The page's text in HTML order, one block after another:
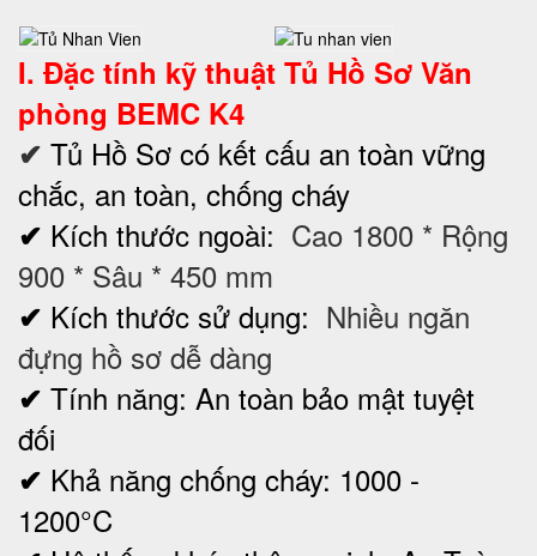
I. Đặc tính kỹ thuật Tủ Hồ Sơ Văn
phòng BEMC K4
✔ Tủ Hồ Sơ có kết cấu an toàn vững
chắc, an toàn, chống cháy
✔ Kích thước ngoài: Cao 1800 * Rộng
900 * Sâu * 450 mm
✔ Kích thước sử dụng: Nhiều ngăn
đựng hồ sơ dễ dàng
✔ Tính năng: An toàn bảo mật tuyệt
đối
✔ Khả năng chống cháy: 1000 -
1200°C